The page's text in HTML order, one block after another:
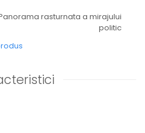
rasturnata a mirajului
politic